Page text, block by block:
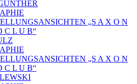
„S A X O N
C L U B“
„S A X O N
C L U B“